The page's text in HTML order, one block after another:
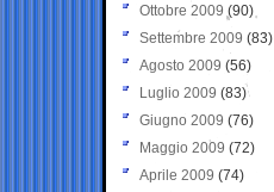
Ottobre 2009 (90)
Settembre 2009 (83)
Agosto 2009 (56)
Luglio 2009 (83)
Giugno 2009 (76)
Maggio 2009 (72)
Aprile 2009 (74)